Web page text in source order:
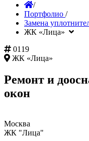
/
Портфолио /
Замена
ЖК «Лица»
0119
ЖК «Лица»
Ремонт и
окон
Москва
ЖК "Лица"